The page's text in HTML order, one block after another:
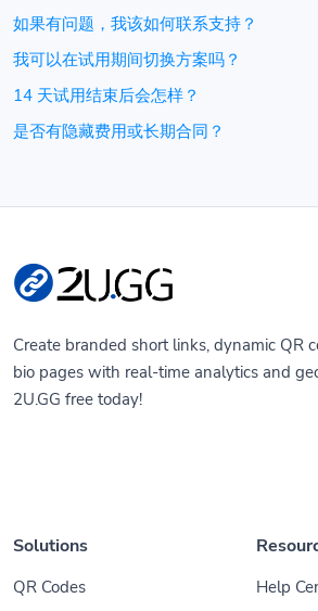
如果有问题，我该如何联系支持？
我可以在试用期间切换方案吗？
14 天试用结束后会怎样？
是否有隐藏费用或长期合同？
Create branded short links, dynamic QR
bio pages with real-time analytics and
2U.GG free today!
Solutions
QR Codes
Help